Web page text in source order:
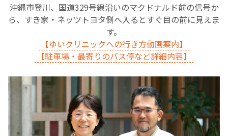
沖縄市登川、国道329号線沿いのマクドナルド前の信号か
ら、すき家・ネッツトヨタ側へ入るとすぐ目の前に見えま
す。
【ゆいクリニックへの行き方動画案内】
【駐車場・最寄りのバス停など詳細内容】